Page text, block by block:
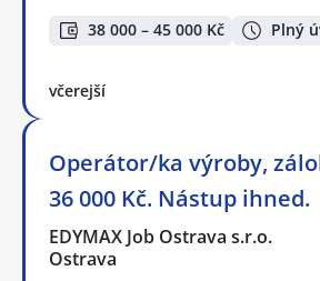
38 000 – 45 000 Kč Plný
včerejší
Operátor/ka výroby,
36 000 Kč. Nástup ihned.
EDYMAX Job Ostrava s.r.o.
Ostrava